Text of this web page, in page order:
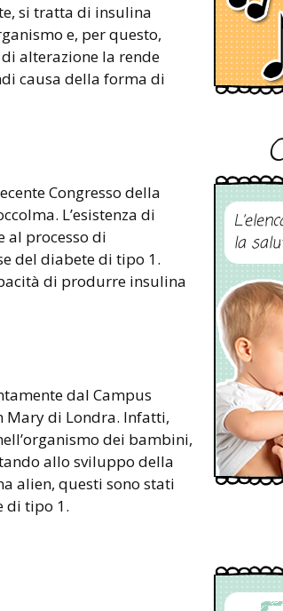
si tratta di insulina
e, per questo,
alterazione la rende
causa della forma di
Congresso della
L’esistenza di
al processo di
del diabete di tipo 1.
di produrre insulina
dal Campus
Mary di Londra. Infatti,
dei bambini,
allo sviluppo della
alien, questi sono stati
di tipo 1.
la